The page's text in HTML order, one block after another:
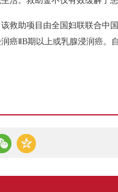
救助项目由全国妇联联合中
癌ⅡB期以上或乳腺浸润癌。